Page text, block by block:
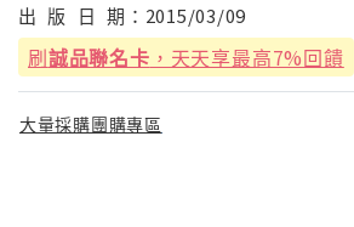
出 版 日 期： 2015/03/09
刷誠品聯名卡 ，天天享最高7%回饋
大量採購團購專區